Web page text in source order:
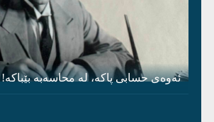
ئەوەی حسابی پاکە، لە محاسەبە بێباکە!